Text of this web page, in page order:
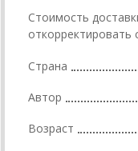
Стоимость
откорректировать
Страна
Автор
Возраст